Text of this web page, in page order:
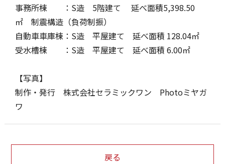
事務所棟 ：S造 5階建て 延べ面積5,398.50
㎡ 制震構造（負荷制振）
自動車車庫棟：S造 平屋建て 延べ面積 128.04㎡
受水槽棟 ：S造 平屋建て 延べ面積 6.00㎡
【写真】
制作・発行 株式会社セラミックワン Photoミヤガ
ワ
戻る